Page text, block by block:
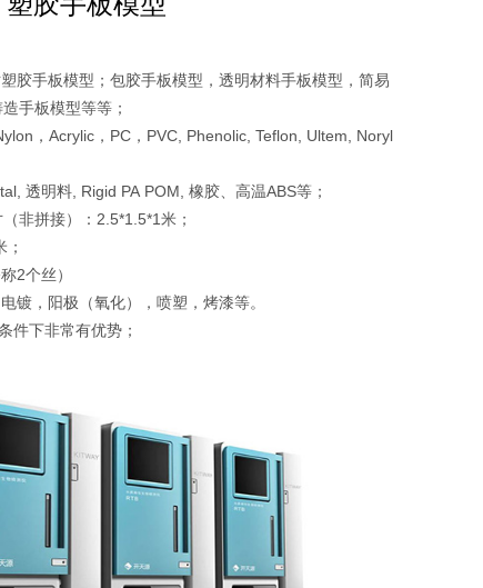
胶手板模型；包胶手板模型，透明材料手板模型，简易
手板模型等等；
，Acrylic，PC，PVC, Phenolic, Teflon, Ultem, Noryl
透明料, Rigid PA POM, 橡胶、高温ABS等；
非拼接）：2.5*1.5*1米；
2个丝）
镀，阳极（氧化），喷塑，烤漆等。
件下非常有优势；